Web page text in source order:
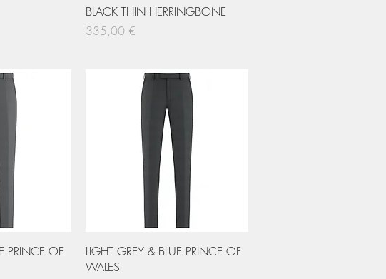
Hurtigvisning
BLACK THIN HERRINGBONE
Pris
335,00 €
PRINCE OF
Hurtigvisning
LIGHT GREY & BLUE PRINCE OF
WALES